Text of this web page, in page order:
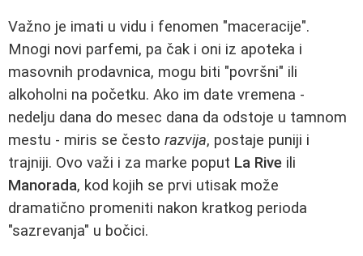
Važno je imati u vidu i fenomen "maceracije".
Mnogi novi parfemi, pa čak i oni iz apoteka i
masovnih prodavnica, mogu biti "površni" ili
alkoholni na početku. Ako im date vremena -
nedelju dana do mesec dana da odstoje u tamnom
mestu - miris se često razvija, postaje puniji i
trajniji. Ovo važi i za marke poput La Rive ili
Manorada, kod kojih se prvi utisak može
dramatično promeniti nakon kratkog perioda
"sazrevanja" u bočici.